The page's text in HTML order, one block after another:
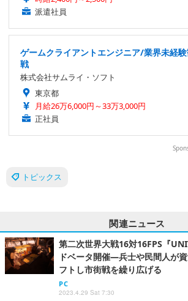
派遣社員
ゲームクライアントエンジニア/業界未経
戦
株式会社サムライ・ソフト
東京都
月給26万6,000円～33万3,000円
正社員
トピックス
関連ニュース
第二次世界大戦16対16FPS『
ドベータ開催―兵士や民間人が
フトし市街戦を繰り広げる
PC
2023.4.29 Sat 7:30